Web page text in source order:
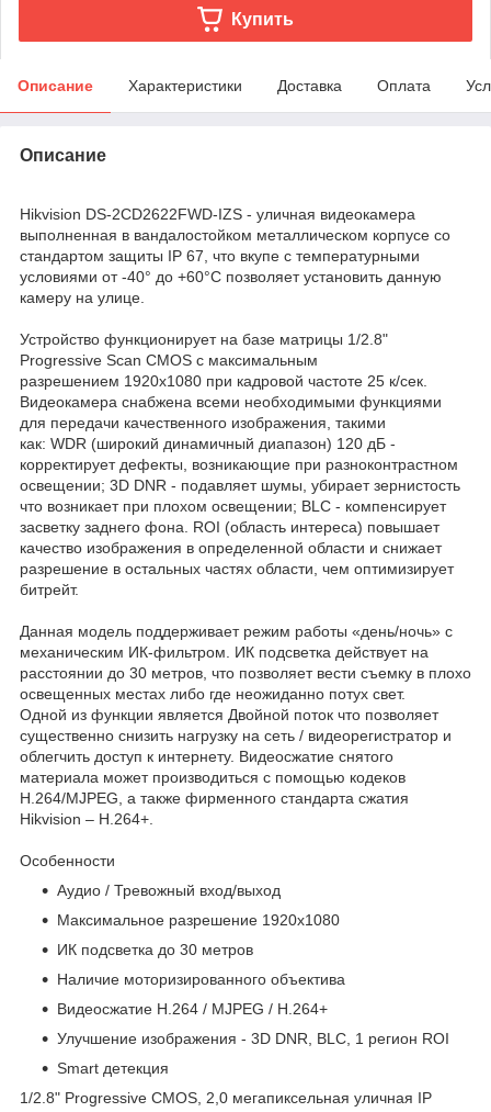
Купить
Описание Характеристики Доставка Оплата
Описание
Hikvision DS-2CD2622FWD-IZS - уличная видеокамера
выполненная в вандалостойком металлическом корпусе со
стандартом защиты IP 67, что вкупе с температурными
условиями от -40° до +60°C позволяет установить данную
камеру на улице.
Устройство функционирует на базе матрицы 1/2.8"
Progressive Scan CMOS с максимальным
разрешением 1920х1080 при кадровой частоте 25 к/сек.
Видеокамера снабжена всеми необходимыми функциями
для передачи качественного изображения, такими
как: WDR (широкий динамичный диапазон) 120 дБ -
корректирует дефекты, возникающие при разноконтрастном
освещении; 3D DNR - подавляет шумы, убирает зернистость
что возникает при плохом освещении; BLC - компенсирует
засветку заднего фона. ROI (область интереса) повышает
качество изображения в определенной области и снижает
разрешение в остальных частях области, чем оптимизирует
битрейт.
Данная модель поддерживает режим работы «день/ночь» с
механическим ИК-фильтром. ИК подсветка действует на
расстоянии до 30 метров, что позволяет вести съемку в плохо
освещенных местах либо где неожиданно потух свет.
Одной из функции является Двойной поток что позволяет
существенно снизить нагрузку на сеть / видеорегистратор и
облегчить доступ к интернету. Видеосжатие снятого
материала может производиться с помощью кодеков
H.264/MJPEG, а также фирменного стандарта сжатия
Hikvision – H.264+.
Особенности
Аудио / Тревожный вход/выход
Максимальное разрешение 1920х1080
ИК подсветка до 30 метров
Наличие моторизированного объектива
Видеосжатие H.264 / MJPEG / H.264+
Улучшение изображения - 3D DNR, BLC, 1 регион ROI
Smart детекция
1/2.8" Progressive CMOS, 2,0 мегапиксельная уличная IP